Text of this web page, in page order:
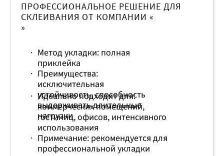
ПРОФЕССИОНАЛЬНОЕ РЕШЕНИЕ ДЛЯ
СКЛЕИВАНИЯ ОТ КОМПАНИИ «
»
· Метод укладки: полная
приклейка
· Преимущества:
исключительная
устойчивость, способность
выдерживать длительные
нагрузки
· Идеально подходит для:
коммерческих помещений,
гостиниц, офисов, интенсивного
использования
· Примечание: рекомендуется для
профессиональной укладки